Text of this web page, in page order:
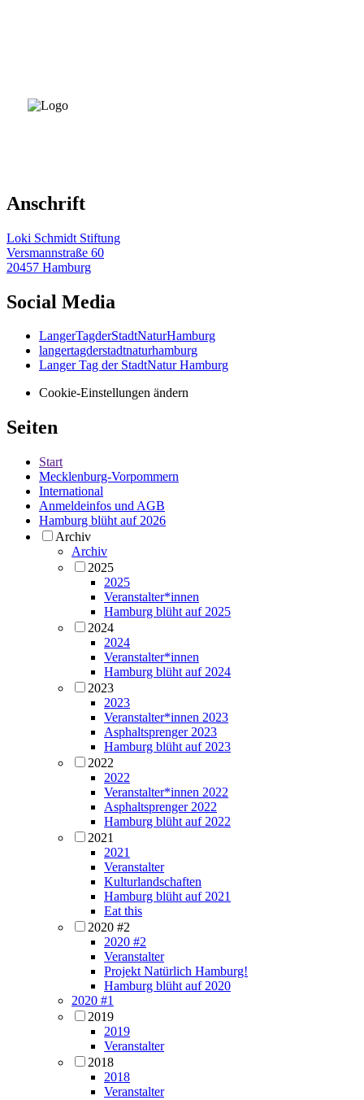
Anschrift
Loki Schmidt Stiftung
Versmannstraße 60
20457 Hamburg
Social Media
LangerTagderStadtNaturHamburg
langertagderstadtnaturhamburg
Langer Tag der StadtNatur Hamburg
Cookie-Einstellungen ändern
Seiten
Start
Mecklenburg-Vorpommern
International
Anmeldeinfos und AGB
Hamburg blüht auf 2026
Archiv
Archiv
2025
2025
Veranstalter*innen
Hamburg blüht auf 2025
2024
2024
Veranstalter*innen
Hamburg blüht auf 2024
2023
2023
Veranstalter*innen 2023
Asphaltsprenger 2023
Hamburg blüht auf 2023
2022
2022
Veranstalter*innen 2022
Asphaltsprenger 2022
Hamburg blüht auf 2022
2021
2021
Veranstalter
Kulturlandschaften
Hamburg blüht auf 2021
Eat this
2020 #2
2020 #2
Veranstalter
Projekt Natürlich Hamburg!
Hamburg blüht auf 2020
2020 #1
2019
2019
Veranstalter
2018
2018
Veranstalter